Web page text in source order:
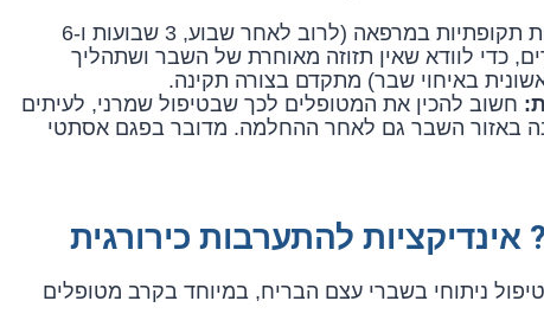
המטופל יוזמן לביקורות תקופתיות במרפאה (לרוב לאחר שבוע, 3 שבועות ו-6
כדי לוודא שאין תזוזה מאוחרת של השבר ושתהליך
באיחוי שבר) מתקדם בצורה תקינה.
חשוב להכין את המטופלים לכך שבטיפול שמרני, לעיתים
באזור השבר גם לאחר ההחלמה. מדובר בפגם אסתטי
אינדיקציות להתערבות כירורגית
ניתוחי בשברי עצם הבריח, במיוחד בקרב מטופלים